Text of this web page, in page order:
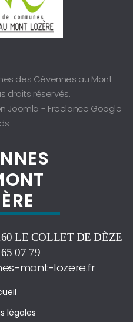
des Cévennes au Mont
droits réservés.
Joomla - Freelance Google
LE COLLET DE DÈZE
07 79
mont-lozere.fr
légales